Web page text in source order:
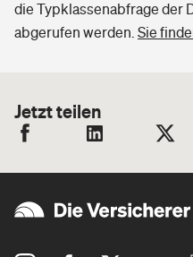
die Typklassenabfrage der
abgerufen werden. Sie
Jetzt teilen